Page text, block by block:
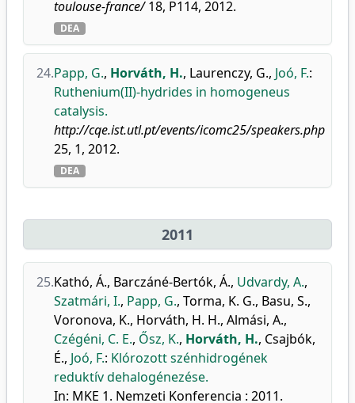
toulouse-france/18, P114, 2012.
DEA
24.Papp, G., Horváth, H., Laurenczy, G., Joó, F.:
Ruthenium(II)-hydrides in homogeneus
catalysis.
http://cqe.ist.utl.pt/events/icomc25/speakers.php
25, 1, 2012.
DEA
2011
25.Kathó, Á., Barczáné-Bertók, Á., Udvardy, A.,
Szatmári, I., Papp, G., Torma, K. G., Basu, S.,
Voronova, K., Horváth, H. H., Almási, A.,
Czégéni, C. E., Ősz, K., Horváth, H., Csajbók,
É., Joó, F.: Klórozott szénhidrogének
reduktív dehalogénezése.
In: MKE 1. Nemzeti Konferencia : 2011.